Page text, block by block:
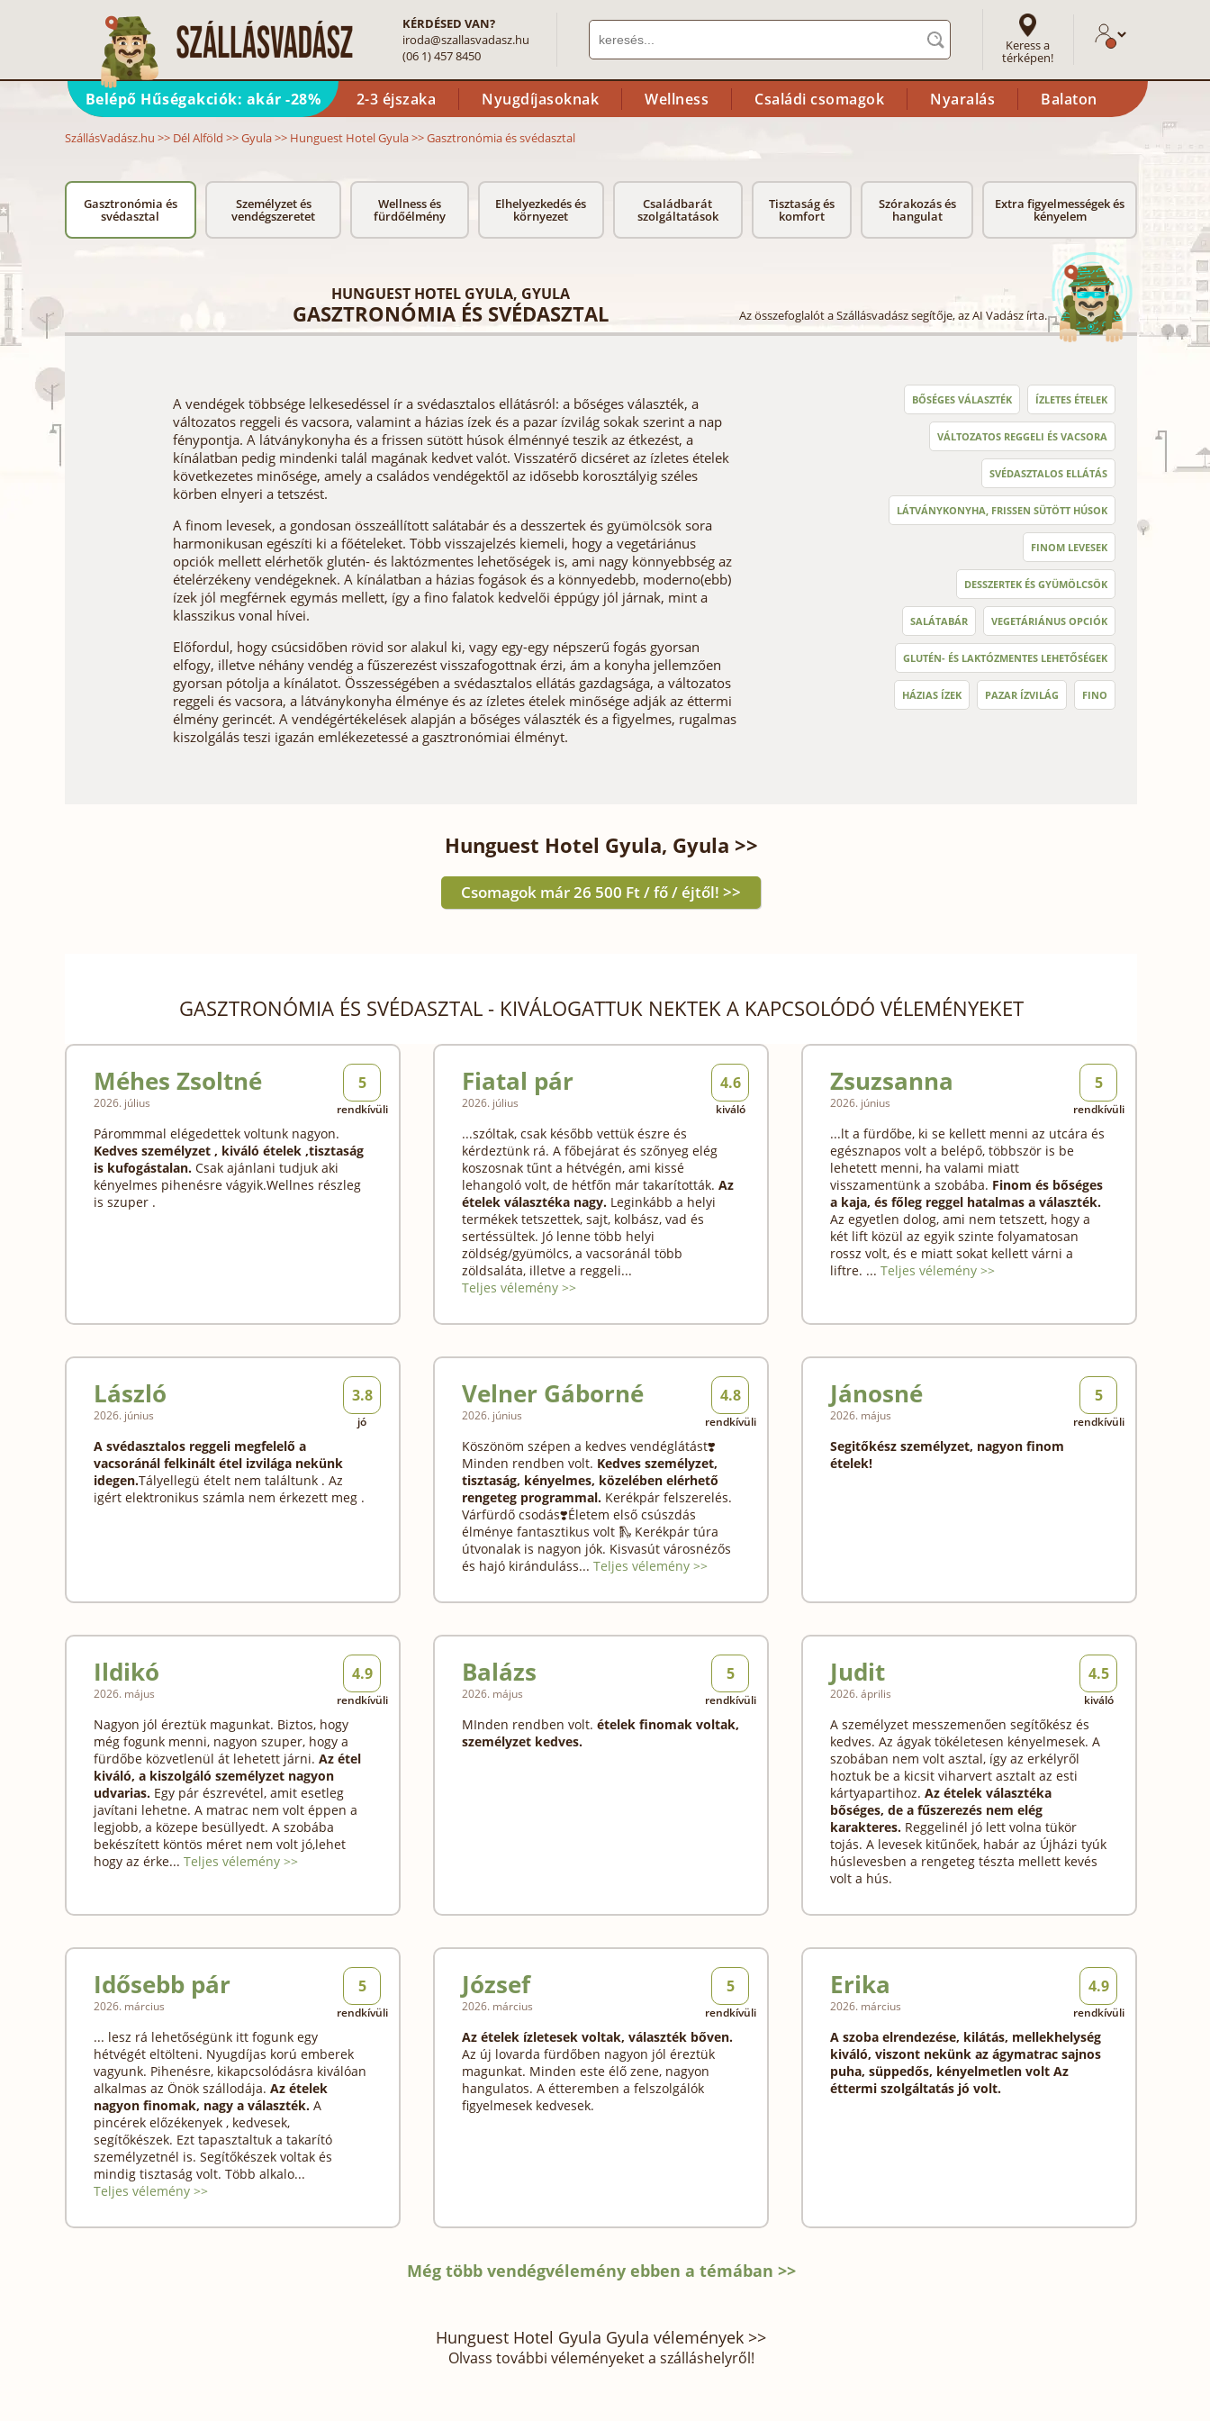
KÉRDÉSED VAN?
iroda@szallasvadasz.hu
(06 1) 457 8450
Keress a
térképen!
Belépő Hűségakciók: akár -28% 2-3 éjszaka Nyugdíjasoknak Wellness Családi csomagok Nyaralás Balaton
SzállásVadász.hu >> Dél Alföld >>Gyula>> Hunguest Hotel Gyula>>Gasztronómia és svédasztal
Gasztronómia és
svédasztal
Személyzet és
vendégszeretet
Wellness és
fürdőélmény
Elhelyezkedés és
környezet
Családbarát
szolgáltatások
Tisztaság és
komfort
Szórakozás és
hangulat
Extra figyelmességek és
kényelem
HUNGUEST HOTEL GYULA, GYULA
GASZTRONÓMIA ÉS SVÉDASZTAL Az összefoglalót a Szállásvadász segítője, az AI Vadász írta.
A vendégek többsége lelkesedéssel ír a svédasztalos ellátásról: a bőséges választék, a
változatos reggeli és vacsora, valamint a házias ízek és a pazar ízvilág sokak szerint a nap
fénypontja. A látványkonyha és a frissen sütött húsok élménnyé teszik az étkezést, a
kínálatban pedig mindenki talál magának kedvet valót. Visszatérő dicséret az ízletes ételek
következetes minősége, amely a családos vendégektől az idősebb korosztályig széles
körben elnyeri a tetszést.
A finom levesek, a gondosan összeállított salátabár és a desszertek és gyümölcsök sora
harmonikusan egészíti ki a főételeket. Több visszajelzés kiemeli, hogy a vegetáriánus
opciók mellett elérhetők glutén- és laktózmentes lehetőségek is, ami nagy könnyebbség az
ételérzékeny vendégeknek. A kínálatban a házias fogások és a könnyedebb, moderno(ebb)
ízek jól megférnek egymás mellett, így a fino falatok kedvelői éppúgy jól járnak, mint a
klasszikus vonal hívei.
Előfordul, hogy csúcsidőben rövid sor alakul ki, vagy egy-egy népszerű fogás gyorsan
elfogy, illetve néhány vendég a fűszerezést visszafogottnak érzi, ám a konyha jellemzően
gyorsan pótolja a kínálatot. Összességében a svédasztalos ellátás gazdagsága, a változatos
reggeli és vacsora, a látványkonyha élménye és az ízletes ételek minősége adják az éttermi
élmény gerincét. A vendégértékelések alapján a bőséges választék és a figyelmes, rugalmas
kiszolgálás teszi igazán emlékezetessé a gasztronómiai élményt.
BŐSÉGES VÁLASZTÉK ÍZLETES ÉTELEK
VÁLTOZATOS REGGELI ÉS VACSORA
SVÉDASZTALOS ELLÁTÁS
LÁTVÁNYKONYHA, FRISSEN SÜTÖTT HÚSOK
FINOM LEVESEK
DESSZERTEK ÉS GYÜMÖLCSÖK
SALÁTABÁR VEGETÁRIÁNUS OPCIÓK
GLUTÉN- ÉS LAKTÓZMENTES LEHETŐSÉGEK
HÁZIAS ÍZEK PAZAR ÍZVILÁG FINO
Hunguest Hotel Gyula, Gyula >>
Csomagok már 26 500 Ft / fő / éjtől! >>
GASZTRONÓMIA ÉS SVÉDASZTAL - KIVÁLOGATTUK NEKTEK A KAPCSOLÓDÓ VÉLEMÉNYEKET
Méhes Zsoltné
2026. július
Párommmal elégedettek voltunk nagyon.
Kedves személyzet , kiváló ételek ,tisztaság
is kufogástalan. Csak ajánlani tudjuk aki
kényelmes pihenésre vágyik.Wellnes részleg
is szuper .
5
rendkívüli
Fiatal pár
2026. július
...szóltak, csak később vettük észre és
kérdeztünk rá. A főbejárat és szőnyeg elég
koszosnak tűnt a hétvégén, ami kissé
lehangoló volt, de hétfőn már takarították. Az
ételek választéka nagy.Leginkább a helyi
termékek tetszettek, sajt, kolbász, vad és
sertéssültek. Jó lenne több helyi
zöldség/gyümölcs, a vacsoránál több
zöldsaláta, illetve a reggeli...
Teljes vélemény >>
4.6
kiváló
Zsuzsanna
2026. június
...lt a fürdőbe, ki se kellett menni az utcára és
egésznapos volt a belépő, többször is be
lehetett menni, ha valami miatt
visszamentünk a szobába. Finom és bőséges
a kaja, és főleg reggel hatalmas a választék.
Az egyetlen dolog, ami nem tetszett, hogy a
két lift közül az egyik szinte folyamatosan
rossz volt, és e miatt sokat kellett várni a
liftre. ... Teljes vélemény >>
5
rendkívüli
László
2026. június
A svédasztalos reggeli megfelelő a
vacsoránál felkinált étel izvilága nekünk
idegen.Tályellegü ételt nem találtunk . Az
igért elektronikus számla nem érkezett meg .
3.8
jó
Velner Gáborné
2026. június
Köszönöm szépen a kedves vendéglátást❣️
Minden rendben volt. Kedves személyzet,
tisztaság, kényelmes, közelében elérhető
rengeteg programmal.Kerékpár felszerelés.
Várfürdő csodás❣️Életem első csúszdás
élménye fantasztikus volt 🛝 Kerékpár túra
útvonalak is nagyon jók. Kisvasút városnézős
és hajó kiránduláss... Teljes vélemény >>
4.8
rendkívüli
Jánosné
2026. május
Segitőkész személyzet, nagyon finom
ételek!
5
rendkívüli
Ildikó
2026. május
Nagyon jól éreztük magunkat. Biztos, hogy
még fogunk menni, nagyon szuper, hogy a
fürdőbe közvetlenül át lehetett járni. Az étel
kiváló, a kiszolgáló személyzet nagyon
udvarias. Egy pár észrevétel, amit esetleg
javítani lehetne. A matrac nem volt éppen a
legjobb, a közepe besüllyedt. A szobába
bekészített köntös méret nem volt jó,lehet
hogy az érke... Teljes vélemény >>
4.9
rendkívüli
Balázs
2026. május
MInden rendben volt. ételek finomak voltak,
személyzet kedves.
5
rendkívüli
Judit
2026. április
A személyzet messzemenően segítőkész és
kedves. Az ágyak tökéletesen kényelmesek. A
szobában nem volt asztal, így az erkélyről
hoztuk be a kicsit viharvert asztalt az esti
kártyapartihoz. Az ételek választéka
bőséges, de a fűszerezés nem elég
karakteres.Reggelinél jó lett volna tükör
tojás. A levesek kitűnőek, habár az Újházi tyúk
húslevesben a rengeteg tészta mellett kevés
volt a hús.
4.5
kiváló
Idősebb pár
2026. március
... lesz rá lehetőségünk itt fogunk egy
hétvégét eltölteni. Nyugdíjas korú emberek
vagyunk. Pihenésre, kikapcsolódásra kiválóan
alkalmas az Önök szállodája. Az ételek
nagyon finomak, nagy a választék. A
pincérek előzékenyek , kedvesek,
segítőkészek. Ezt tapasztaltuk a takarító
személyzetnél is. Segítőkészek voltak és
mindig tisztaság volt. Több alkalo...
Teljes vélemény >>
5
rendkívüli
József
2026. március
Az ételek ízletesek voltak, választék bőven.
Az új lovarda fürdőben nagyon jól éreztük
magunkat. Minden este élő zene, nagyon
hangulatos. A étteremben a felszolgálók
figyelmesek kedvesek.
5
rendkívüli
Erika
2026. március
A szoba elrendezése, kilátás, mellekhelység
kiváló, viszont nekünk az ágymatrac sajnos
puha, süppedős, kényelmetlen volt Az
éttermi szolgáltatás jó volt.
4.9
rendkívüli
Még több vendégvélemény ebben a témában >>
Hunguest Hotel Gyula Gyula vélemények >>
Olvass további véleményeket a szálláshelyről!